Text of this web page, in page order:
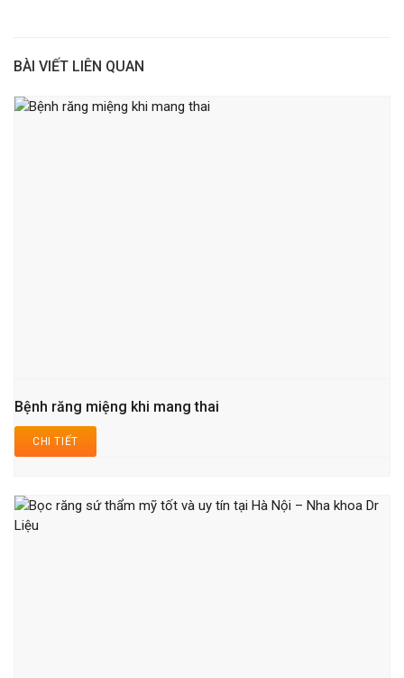
BÀI VIẾT LIÊN QUAN
Bệnh răng miệng khi mang thai
CHI TIẾT